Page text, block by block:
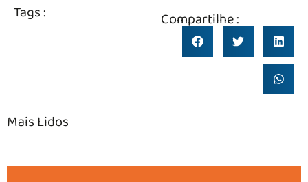
Tags : Compartilhe :
Mais Lidos